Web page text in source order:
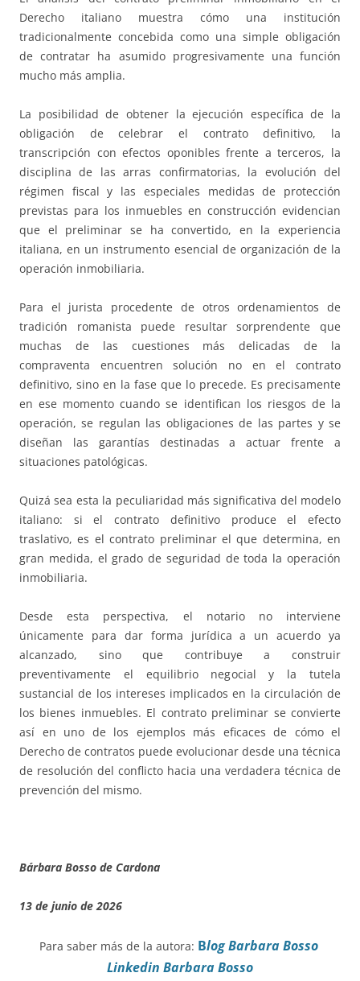
Derecho italiano muestra cómo una institución
tradicionalmente concebida como una simple obligación
de contratar ha asumido progresivamente una función
mucho más amplia.
La posibilidad de obtener la ejecución específica de la
obligación de celebrar el contrato definitivo, la
transcripción con efectos oponibles frente a terceros, la
disciplina de las arras confirmatorias, la evolución del
régimen fiscal y las especiales medidas de protección
previstas para los inmuebles en construcción evidencian
que el preliminar se ha convertido, en la experiencia
italiana, en un instrumento esencial de organización de la
operación inmobiliaria.
Para el jurista procedente de otros ordenamientos de
tradición romanista puede resultar sorprendente que
muchas de las cuestiones más delicadas de la
compraventa encuentren solución no en el contrato
definitivo, sino en la fase que lo precede. Es precisamente
en ese momento cuando se identifican los riesgos de la
operación, se regulan las obligaciones de las partes y se
diseñan las garantías destinadas a actuar frente a
situaciones patológicas.
Quizá sea esta la peculiaridad más significativa del modelo
italiano: si el contrato definitivo produce el efecto
traslativo, es el contrato preliminar el que determina, en
gran medida, el grado de seguridad de toda la operación
inmobiliaria.
Desde esta perspectiva, el notario no interviene
únicamente para dar forma jurídica a un acuerdo ya
alcanzado, sino que contribuye a construir
preventivamente el equilibrio negocial y la tutela
sustancial de los intereses implicados en la circulación de
los bienes inmuebles. El contrato preliminar se convierte
así en uno de los ejemplos más eficaces de cómo el
Derecho de contratos puede evolucionar desde una técnica
de resolución del conflicto hacia una verdadera técnica de
prevención del mismo.
Bárbara Bosso de Cardona
13 de junio de 2026
Para saber más de la autora: Blog Barbara Bosso
Linkedin Barbara Bosso